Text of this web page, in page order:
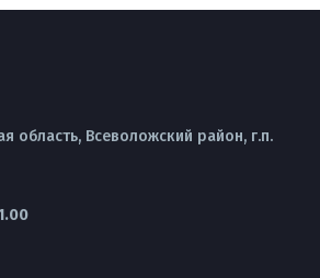
область, Всеволожский район, г.п.